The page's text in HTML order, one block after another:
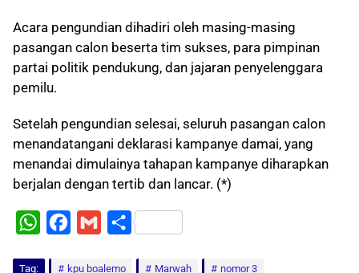
Acara pengundian dihadiri oleh masing-masing
pasangan calon beserta tim sukses, para pimpinan
partai politik pendukung, dan jajaran penyelenggara
pemilu.
Setelah pengundian selesai, seluruh pasangan calon
menandatangani deklarasi kampanye damai, yang
menandai dimulainya tahapan kampanye diharapkan
berjalan dengan tertib dan lancar. (*)
W
S
Tag: kpu boalemo Marwah
nomor 3